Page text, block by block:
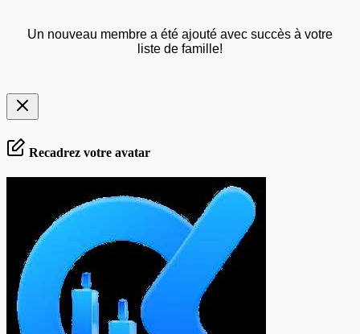
Un nouveau membre a été ajouté avec succès à votre
liste de famille!
Recadrez votre avatar